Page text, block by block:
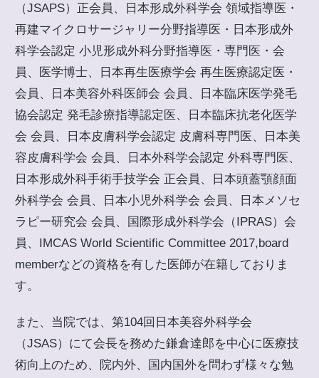
（JSAPS）正会員、日本形成外科学会 領域指導医・
再建マイクロサージャリー分野指導医・日本形成外
科学会認定 小児形成外科分野指導医・専門医・会
員、医学博士、日本再生医療学会 再生医療認定医・
会員、日本美容外科医師会 会員、日本臨床医学発毛
協会認定 発毛診療指導認定医、日本臨床抗老化医学
会 会員、日本皮膚科学会認定 皮膚科専門医、日本美
容皮膚科学会 会員、日本外科学会認定 外科専門医、
日本形成外科手術手技学会 正会員、日本頭蓋顎顔面
外科学会 会員、日本小児外科学会 会員、日本メソセ
ラピー研究会 会員、国際形成外科学会（IPRAS）会
員、IMCAS World Scientific Committee 2017,board
memberなどの資格を有した医師が在籍しておりま
す。
また、当院では、第104回日本美容外科学会
（JSAS）にて会長を務めた鎌倉達郎を中心に医療技
術向上のため、院内外、国内国外を問わず様々な勉